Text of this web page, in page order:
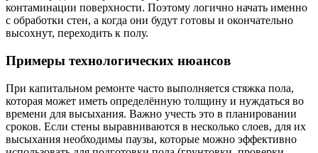
контаминации поверхности. Поэтому логично начать именно
с обработки стен, а когда они будут готовы и окончательно
высохнут, переходить к полу.
Примеры технологических нюансов
При капитальном ремонте часто выполняется стяжка пола,
которая может иметь определённую толщину и нуждаться во
времени для высыхания. Важно учесть это в планировании
сроков. Если стены выравниваются в несколько слоев, для их
высыхания необходимы паузы, которые можно эффективно